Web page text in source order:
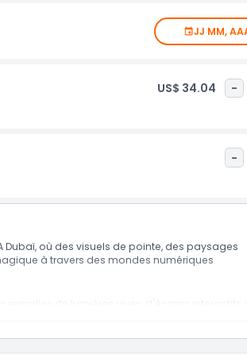
JJ MM,
US$ 34.04 -
-
Dubaï, où des visuels de pointe, des paysages
à travers des mondes numériques
de lumières vives, d'écrans interactifs et